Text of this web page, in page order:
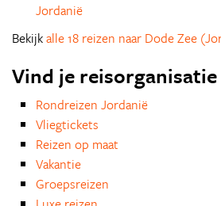
Jordanië
Bekijkalle 18 reizen naar Dode Zee
Vind je reisorganisatie
Rondreizen Jordanië
Vliegtickets
Reizen op maat
Vakantie
Groepsreizen